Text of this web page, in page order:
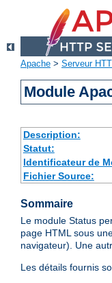
Apache > Serveur
Module
Description:
Statut:
Identificateur de
Fichier Source:
Sommaire
Le module Status
page HTML sous
navigateur). Une
Les détails fournis